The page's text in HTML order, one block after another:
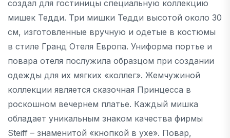
создал для гостиницы специальную коллекцию
мишек Тедди. Три мишки Тедди высотой около 30
см, изготовленные вручную и одетые в костюмы
в стиле Гранд Отеля Европа. Униформа портье и
повара отеля послужила образцом при создании
одежды для их мягких «коллег». Жемчужиной
коллекции является сказочная Принцесса в
роскошном вечернем платье. Каждый мишка
обладает уникальным знаком качества фирмы
Steiff – знаменитой «кнопкой в ухе». Повар,